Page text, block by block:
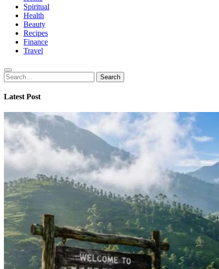
Spiritual
Health
Beauty
Recipes
Finance
Travel
Search
for:
Search
Latest Post